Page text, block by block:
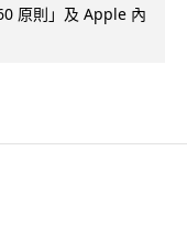
原則」及 Apple 內